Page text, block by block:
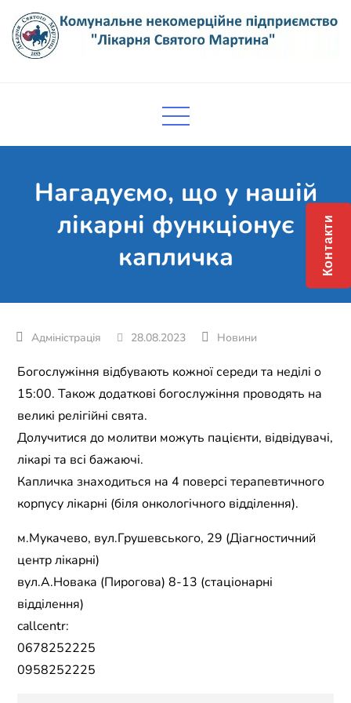
content
підприємство "Лікарня Святого
Нагадуємо, що у нашій
лікарні функціонує
капличка
28.08.2023 Новини
Богослужіння відбувають кожної середи та неділі о
15:00. Також додаткові богослужіння проводять на
великі релігійні свята.
Долучитися до молитви можуть пацієнти, відвідувачі,
лікарі та всі бажаючі.
Капличка знаходиться на 4 поверсі терапевтичного
корпусу лікарні (біля онкологічного відділення).
м.Мукачево, вул.Грушевського, 29 (Діагностичний
центр лікарні)
вул.А.Новака (Пирогова) 8-13 (стаціонарні
відділення)
callcentr:
0678252225
0958252225
Контакти